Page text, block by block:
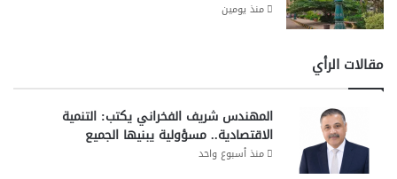
منذ يومين
مقالات الرأي
المهندس شريف الفخراني يكتب: التنمية
الاقتصادية.. مسؤولية يبنيها الجميع
منذ أسبوع واحد